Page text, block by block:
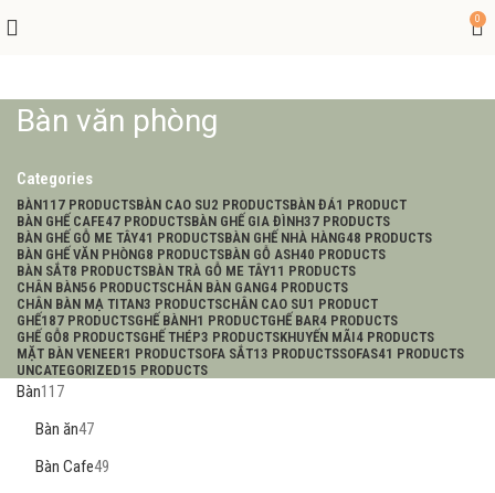
0
Bàn văn phòng
Categories
BÀN117 PRODUCTSBÀN CAO SU2 PRODUCTSBÀN ĐÁ1 PRODUCT
BÀN GHẾ CAFE47 PRODUCTSBÀN GHẾ GIA ĐÌNH37 PRODUCTS
BÀN GHẾ GỖ ME TÂY41 PRODUCTSBÀN GHẾ NHÀ HÀNG48 PRODUCTS
BÀN GHẾ VĂN PHÒNG8 PRODUCTSBÀN GỖ ASH40 PRODUCTS
BÀN SẮT8 PRODUCTSBÀN TRÀ GỖ ME TÂY11 PRODUCTS
CHÂN BÀN56 PRODUCTSCHÂN BÀN GANG4 PRODUCTS
CHÂN BÀN MẠ TITAN3 PRODUCTSCHÂN CAO SU1 PRODUCT
GHẾ187 PRODUCTSGHẾ BÀNH1 PRODUCTGHẾ BAR4 PRODUCTS
GHẾ GỖ8 PRODUCTSGHẾ THÉP3 PRODUCTSKHUYẾN MÃI4 PRODUCTS
MẶT BÀN VENEER1 PRODUCTSOFA SẮT13 PRODUCTSSOFAS41 PRODUCTS
UNCATEGORIZED15 PRODUCTS
Bàn117
Bàn ăn47
Bàn Cafe49